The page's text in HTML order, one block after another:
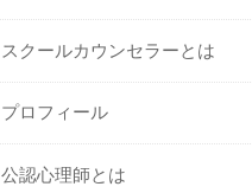
スクールカウンセラーとは
プロフィール
公認心理師とは